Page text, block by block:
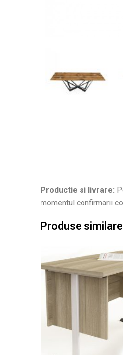
Productie si livrare:
momentul confirmarii
Produse similare